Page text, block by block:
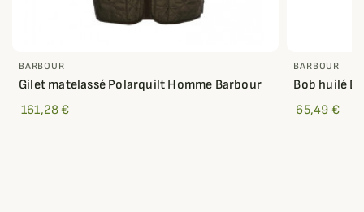
BARBOUR
Gilet matelassé Polarquilt Homme Barbour
161,28 €
BARBOUR
Bob huilé
65,49 €